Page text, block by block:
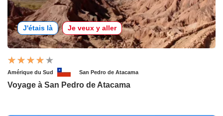
J'étais là Je veux y aller
Amérique du Sud San Pedro de Atacama
Voyage à San Pedro de Atacama